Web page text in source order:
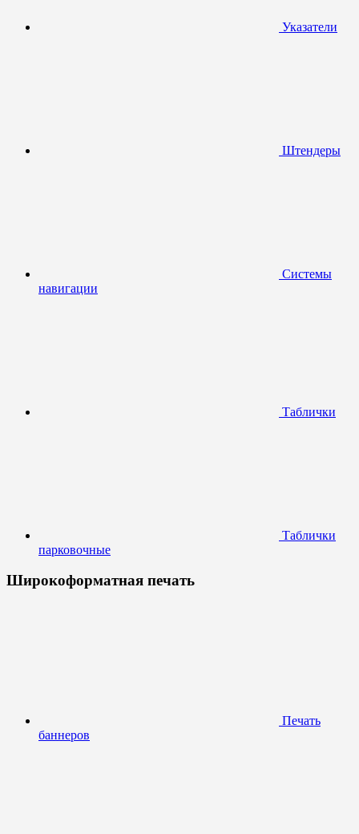
Указатели
Штендеры
Системы
навигации
Таблички
Таблички
парковочные
Широкоформатная печать
Печать
баннеров